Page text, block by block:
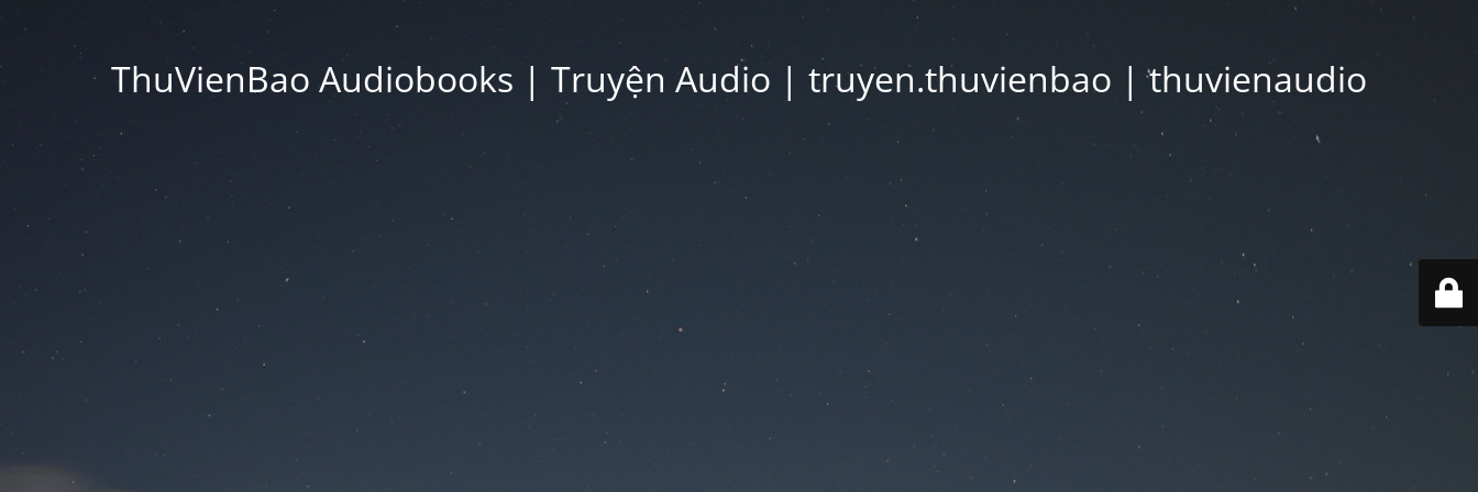
ThuVienBao Audiobooks | Truyện Audio | truyen.thuvienbao | thuvienaudio